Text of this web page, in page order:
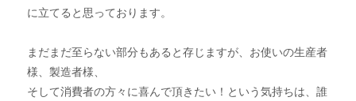
に立てると思っております。
まだまだ至らない部分もあると存じますが、お使いの生産者
様、製造者様、
そして消費者の方々に喜んで頂きたい！という気持ちは、誰